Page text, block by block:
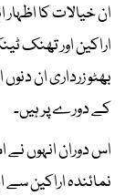
ان خیالات کا
اراکین اور تھنک
بھٹو زرداری ان
کے دورے پر ہیں۔
اس دوران انہوں
نمائندہ اراکین